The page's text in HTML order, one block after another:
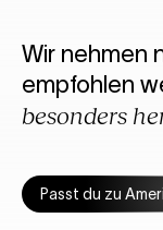
Wir nehmen
empfohlen
besonders
Passt du zu